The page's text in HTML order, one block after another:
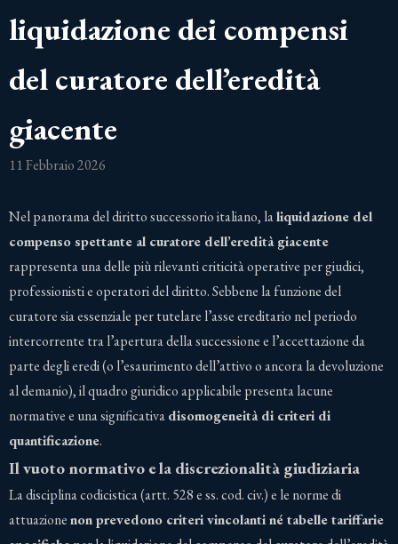
liquidazione dei compensi
del curatore dell’eredità
giacente
11 Febbraio 2026
Nel panorama del diritto successorio italiano, laliquidazione del
compenso spettante al curatore dell’eredità giacente
rappresenta una delle più rilevanti criticità operative per giudici,
professionisti e operatori del diritto. Sebbene la funzione del
curatore sia essenziale per tutelare l’asse ereditario nel periodo
intercorrente tra l’apertura della successione e l’accettazione da
parte degli eredi (o l’esaurimento dell’attivo o ancora la devoluzione
al demanio), il quadro giuridico applicabile presenta lacune
normative e una significativadisomogeneità di criteri di
quantificazione.
Il vuoto normativo e la discrezionalità giudiziaria
La disciplina codicistica (artt. 528 e ss. cod. civ.) e le norme di
attuazionenon prevedono criteri vincolanti né tabelle tariffarie